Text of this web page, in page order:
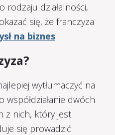
rodzaju działalności,
się, że franczyza
na biznes.
wytłumaczyć na
współdziałanie dwóch
z nich, który jest
się prowadzić